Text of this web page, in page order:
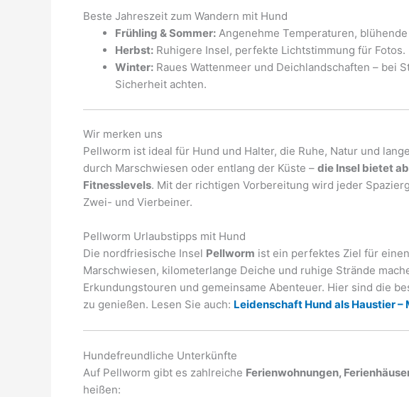
Beste Jahreszeit zum Wandern mit Hund
Frühling & Sommer: Angenehme Temperaturen,
Herbst: Ruhigere Insel, perfekte Lichtstimmung für Fotos.
Winter: Raues Wattenmeer und Deichlandschaften – bei
Sicherheit achten.
Wir merken uns
Pellworm ist ideal für Hund und Halter, die Ruhe, Natur und
durch Marschwiesen oder entlang der Küste – die Insel bietet
Fitnesslevels. Mit der richtigen Vorbereitung wird jeder
Zwei- und Vierbeiner.
Pellworm Urlaubstipps mit Hund
Die nordfriesische Insel Pellworm ist ein perfektes Ziel für
Marschwiesen, kilometerlange Deiche und ruhige Strände
Erkundungstouren und gemeinsame Abenteuer. Hier sind die
zu genießen. Lesen Sie auch: Leidenschaft Hund als Haustier –
Hundefreundliche Unterkünfte
Auf Pellworm gibt es zahlreiche Ferienwohnungen,
heißen: